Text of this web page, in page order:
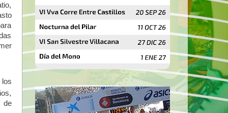
de